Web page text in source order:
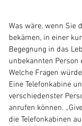
Was wäre, wenn Sie
bekämen, in einer
Begegnung in das
unbekannten Person
Welche Fragen
Eine Telefonkabine
verschiedenster
anrufen können.
die Telefonkabinen